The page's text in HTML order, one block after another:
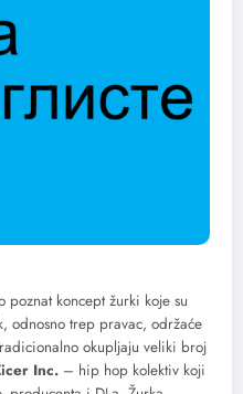
poznat koncept žurki koje su
odnosno trep pravac, održaće
okupljaju veliki broj
Inc. – hip hop kolektiv koji